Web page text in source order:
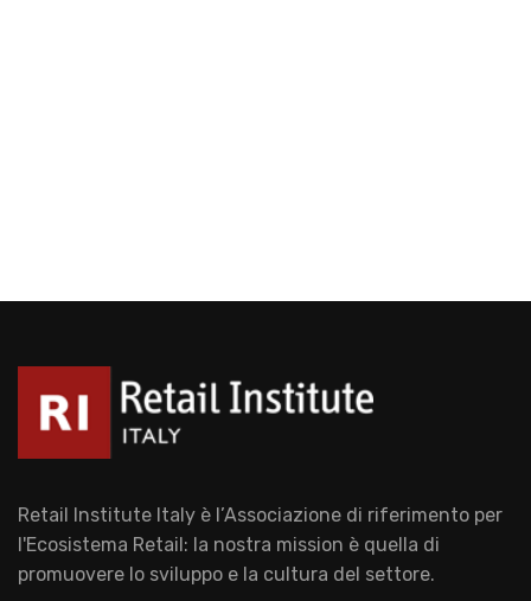
Retail Institute Italy è l’Associazione di riferimento per
l'Ecosistema Retail: la nostra mission è quella di
promuovere lo sviluppo e la cultura del settore.